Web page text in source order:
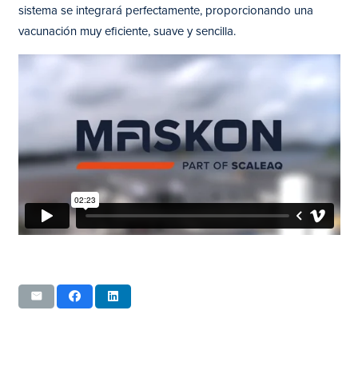
sistema se integrará perfectamente, proporcionando una
vacunación muy eficiente, suave y sencilla.